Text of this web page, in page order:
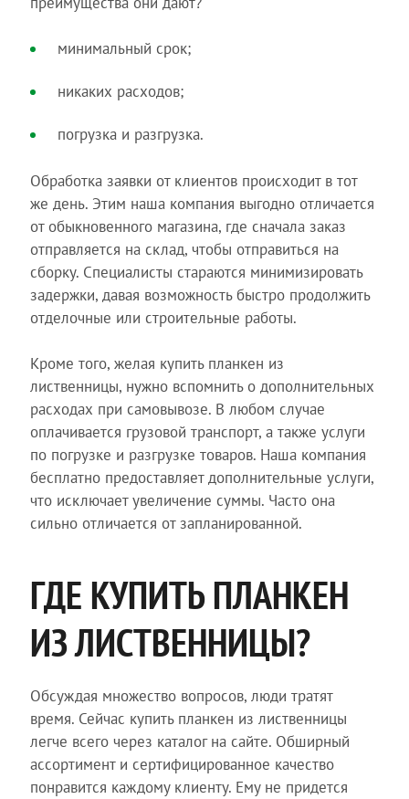
минимальный срок;
никаких расходов;
погрузка и разгрузка.
Обработка заявки от клиентов происходит в тот
же день. Этим наша компания выгодно отличается
от обыкновенного магазина, где сначала заказ
отправляется на склад, чтобы отправиться на
сборку. Специалисты стараются минимизировать
задержки, давая возможность быстро продолжить
отделочные или строительные работы.
Кроме того, желая купить планкен из
лиственницы, нужно вспомнить о дополнительных
расходах при самовывозе. В любом случае
оплачивается грузовой транспорт, а также услуги
по погрузке и разгрузке товаров. Наша компания
бесплатно предоставляет дополнительные услуги,
что исключает увеличение суммы. Часто она
сильно отличается от запланированной.
ГДЕ КУПИТЬ ПЛАНКЕН
ИЗ ЛИСТВЕННИЦЫ?
Обсуждая множество вопросов, люди тратят
время. Сейчас купить планкен из лиственницы
легче всего через каталог на сайте. Обширный
ассортимент и сертифицированное качество
понравится каждому клиенту. Ему не придется